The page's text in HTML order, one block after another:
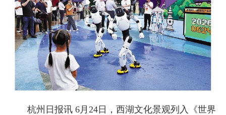
杭州日报讯 6月24日，西湖文化景观列入《世界